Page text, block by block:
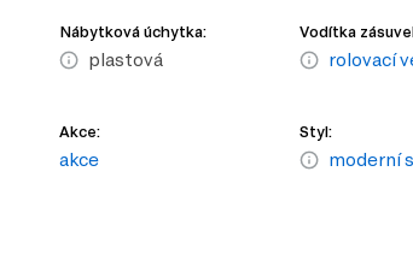
Nábytková úchytka:
plastová
Vodítka
rolovací
Akce:
akce
Styl:
moderní